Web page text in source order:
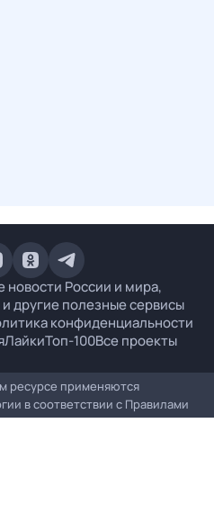
России и мира,
другие полезные сервисы
конфиденциальности
ЛайкиТоп-100Все проекты
ресурсе применяются
в соответствии с Правилами